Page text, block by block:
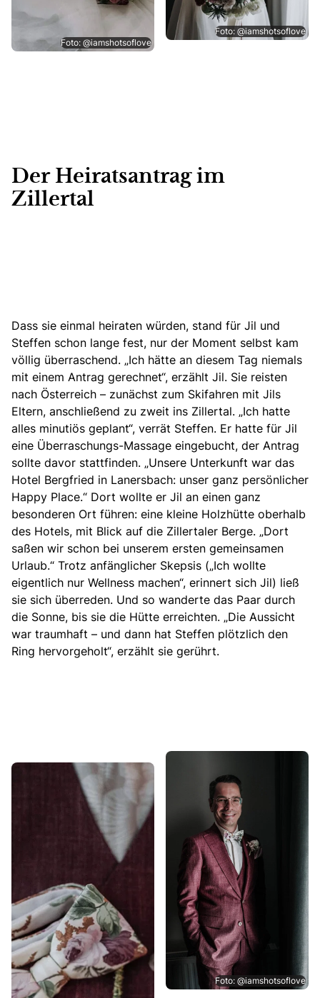
Foto: @iamshotsoflove
Foto: @iamshotsoflove
Der Heiratsantrag im
Zillertal
Dass sie einmal heiraten würden, stand für Jil und
Steffen schon lange fest, nur der Moment selbst kam
völlig überraschend. „Ich hätte an diesem Tag niemals
mit einem Antrag gerechnet“, erzählt Jil. Sie reisten
nach Österreich – zunächst zum Skifahren mit Jils
Eltern, anschließend zu zweit ins Zillertal. „Ich hatte
alles minutiös geplant“, verrät Steffen. Er hatte für Jil
eine Überraschungs-Massage eingebucht, der Antrag
sollte davor stattfinden. „Unsere Unterkunft war das
Hotel Bergfried in Lanersbach: unser ganz persönlicher
Happy Place.“ Dort wollte er Jil an einen ganz
besonderen Ort führen: eine kleine Holzhütte oberhalb
des Hotels, mit Blick auf die Zillertaler Berge. „Dort
saßen wir schon bei unserem ersten gemeinsamen
Urlaub.“ Trotz anfänglicher Skepsis („Ich wollte
eigentlich nur Wellness machen“, erinnert sich Jil) ließ
sie sich überreden. Und so wanderte das Paar durch
die Sonne, bis sie die Hütte erreichten. „Die Aussicht
war traumhaft – und dann hat Steffen plötzlich den
Ring hervorgeholt“, erzählt sie gerührt.
Foto: @iamshotsoflove